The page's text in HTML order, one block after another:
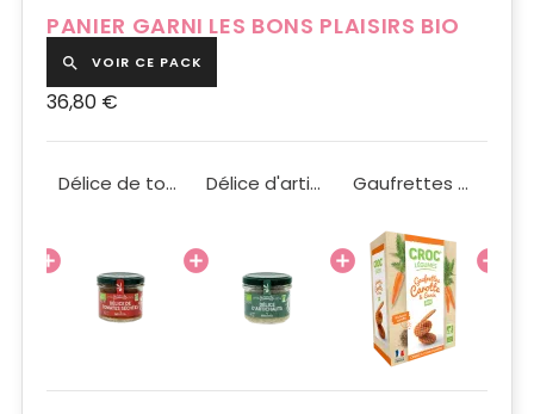
PANIER GARNI LES BONS PLAISIRS BIO
 VOIR CE PACK
36,80 €
Délice de tomates séchées BIO 90g Délice d'artichauts BIO 90g Gaufrettes Croc'Légumes carotte et cumin BIO 40g